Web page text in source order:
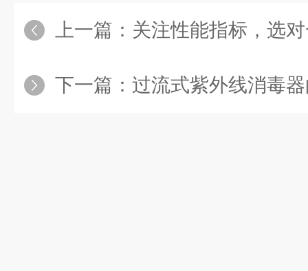
上一篇： 关注性能指标，选对
下一篇： 过流式紫外线消毒